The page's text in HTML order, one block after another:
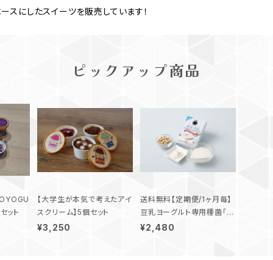
にしたスイーツを販売しています！
ピックアップ商品
ット
【大学生が本気で考えたアイ
スクリーム】5個セット
¥3,250
送料無料【定期便/1ヶ月毎】
豆乳ヨーグルト専用種菌「ソ
イペディオ®」
¥2,480